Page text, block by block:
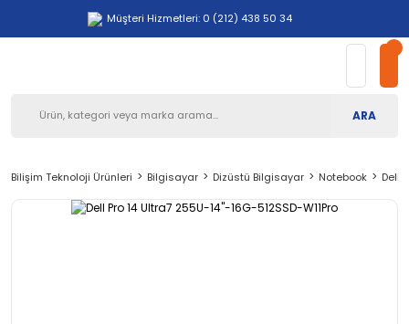
Müşteri Hizmetleri: 0 (212) 438 50 34
ARA
Bilişim Teknoloji Ürünleri Bilgisayar Dizüstü Bilgisayar Notebook Dell